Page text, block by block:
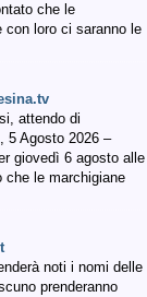
che le
con loro ci saranno le
attendo di
5 Agosto 2026 –
giovedì 6 agosto alle
che le marchigiane
noti i nomi delle
prenderanno